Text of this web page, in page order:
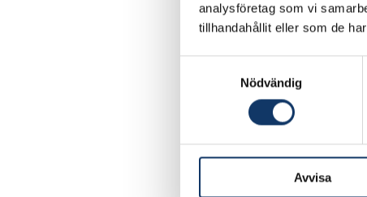
analysföretag som vi
tillhandahållit eller som de
Nödvändig
Avvisa
Dela risker för att
resursbrister och